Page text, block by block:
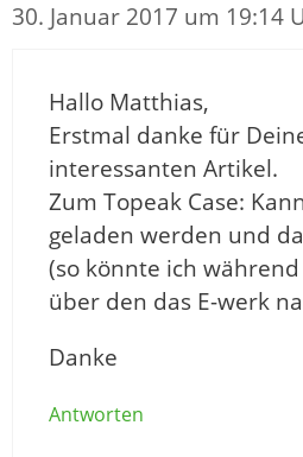
30. Januar 2017 um 19:14
Hallo Matthias,
Erstmal danke für
interessanten Artikel.
Zum Topeak Case:
geladen werden und
(so könnte ich
über den das E-werk
Danke
Antworten